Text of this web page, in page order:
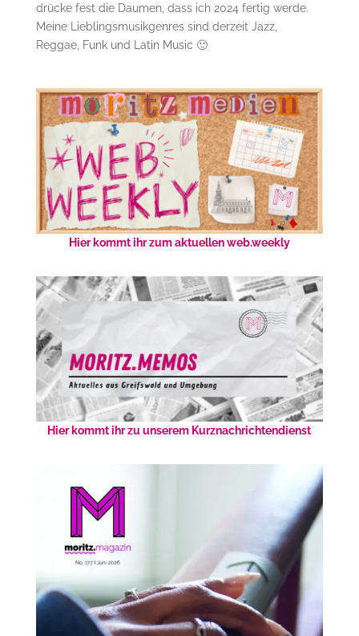
drücke fest die Daumen, dass ich 2024 fertig werde.
Meine Lieblingsmusikgenres sind derzeit Jazz,
Reggae, Funk und Latin Music 🙂
Hier kommt ihr zum aktuellen web.weekly
Hier kommt ihr zu unserem Kurznachrichtendienst